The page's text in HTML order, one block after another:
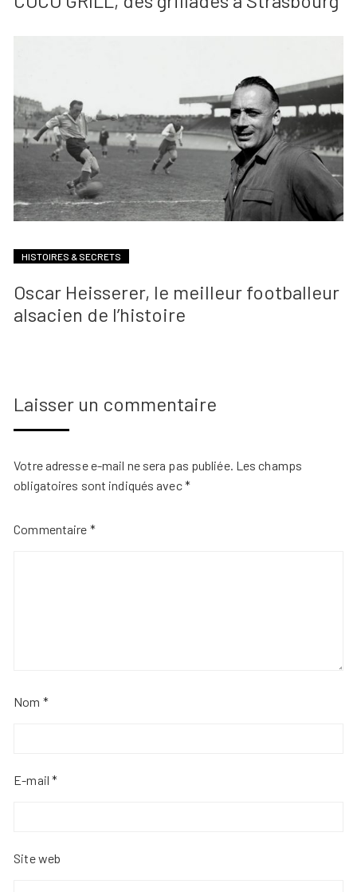
HISTOIRES & SECRETS
Oscar Heisserer, le meilleur footballeur
alsacien de l’histoire
Laisser un commentaire
Votre adresse e-mail ne sera pas publiée. Les champs
obligatoires sont indiqués avec*
Commentaire *
Nom *
E-mail*
Site web